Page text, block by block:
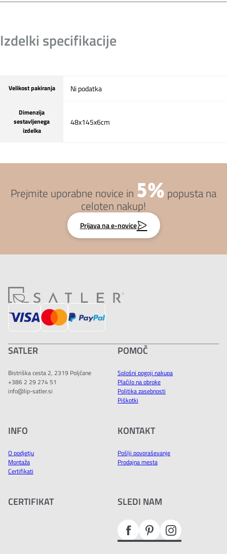
Izdelki specifikacije
Velikost pakiranja Ni podatka
Dimenzija
sestavljenega
izdelka
48x145x6cm
Prejmite uporabne novice in 5% popusta na
celoten nakup!
Prijava na e-novice
SATLER
Bistriška cesta 2, 2319 Poljčane
+386 2 29 274 51
info@lip-satler.si
POMOČ
Splošni pogoji nakupa
Plačilo na obroke
Politika zasebnosti
Piškotki
INFO
O podjetju
Montaža
Certifikati
KONTAKT
Pošlji povpraševanje
Prodajna mesta
CERTIFIKAT SLEDI NAM